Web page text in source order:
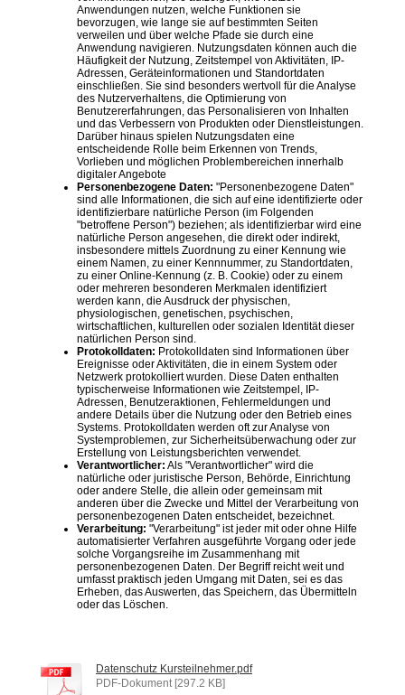
Anwendungen nutzen, welche Funktionen sie
bevorzugen, wie lange sie auf bestimmten Seiten
verweilen und über welche Pfade sie durch eine
Anwendung navigieren. Nutzungsdaten können auch die
Häufigkeit der Nutzung, Zeitstempel von Aktivitäten, IP-
Adressen, Geräteinformationen und Standortdaten
einschließen. Sie sind besonders wertvoll für die Analyse
des Nutzerverhaltens, die Optimierung von
Benutzererfahrungen, das Personalisieren von Inhalten
und das Verbessern von Produkten oder Dienstleistungen.
Darüber hinaus spielen Nutzungsdaten eine
entscheidende Rolle beim Erkennen von Trends,
Vorlieben und möglichen Problembereichen innerhalb
digitaler Angebote
Personenbezogene Daten: "Personenbezogene Daten"
sind alle Informationen, die sich auf eine identifizierte oder
identifizierbare natürliche Person (im Folgenden
"betroffene Person") beziehen; als identifizierbar wird eine
natürliche Person angesehen, die direkt oder indirekt,
insbesondere mittels Zuordnung zu einer Kennung wie
einem Namen, zu einer Kennnummer, zu Standortdaten,
zu einer Online-Kennung (z. B. Cookie) oder zu einem
oder mehreren besonderen Merkmalen identifiziert
werden kann, die Ausdruck der physischen,
physiologischen, genetischen, psychischen,
wirtschaftlichen, kulturellen oder sozialen Identität dieser
natürlichen Person sind.
Protokolldaten: Protokolldaten sind Informationen über
Ereignisse oder Aktivitäten, die in einem System oder
Netzwerk protokolliert wurden. Diese Daten enthalten
typischerweise Informationen wie Zeitstempel, IP-
Adressen, Benutzeraktionen, Fehlermeldungen und
andere Details über die Nutzung oder den Betrieb eines
Systems. Protokolldaten werden oft zur Analyse von
Systemproblemen, zur Sicherheitsüberwachung oder zur
Erstellung von Leistungsberichten verwendet.
Verantwortlicher: Als "Verantwortlicher" wird die
natürliche oder juristische Person, Behörde, Einrichtung
oder andere Stelle, die allein oder gemeinsam mit
anderen über die Zwecke und Mittel der Verarbeitung von
personenbezogenen Daten entscheidet, bezeichnet.
Verarbeitung: "Verarbeitung" ist jeder mit oder ohne Hilfe
automatisierter Verfahren ausgeführte Vorgang oder jede
solche Vorgangsreihe im Zusammenhang mit
personenbezogenen Daten. Der Begriff reicht weit und
umfasst praktisch jeden Umgang mit Daten, sei es das
Erheben, das Auswerten, das Speichern, das Übermitteln
oder das Löschen.
Datenschutz Kursteilnehmer.pdf
PDF-Dokument [297.2 KB]